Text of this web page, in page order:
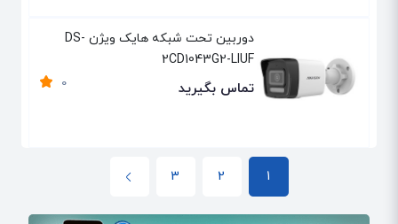
دوربین تحت شبکه هایک ویژن DS-
2CD1043G2-LIUF
0 تماس بگیرید
1
2
3